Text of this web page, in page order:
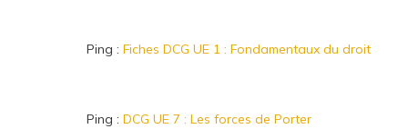
Ping : Fiches DCG UE 1 : Fondamentaux du droit
Ping : DCG UE 7 : Les forces de Porter